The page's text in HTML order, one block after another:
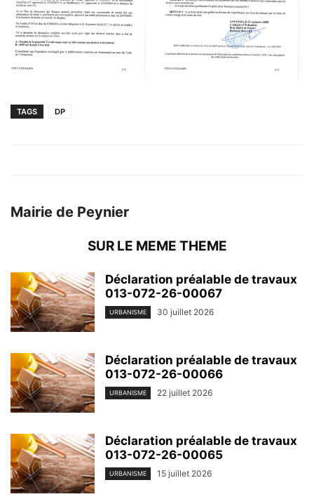
TAGS DP
Mairie de Peynier
SUR LE MEME THEME
Déclaration préalable de travaux
013-072-26-00067
URBANISME 30 juillet 2026
Déclaration préalable de travaux
013-072-26-00066
URBANISME 22 juillet 2026
Déclaration préalable de travaux
013-072-26-00065
URBANISME 15 juillet 2026